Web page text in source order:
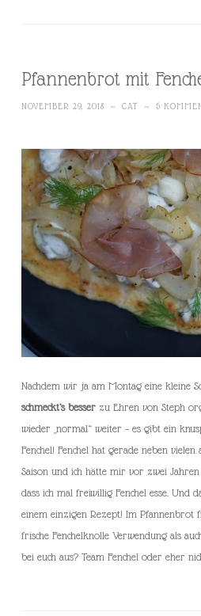
Pfannenbrot mit
NOVEMBER 29, 2018 ~ CAT ~ 5
Nachdem wir ja am Montag eine kleine
schmeckt’s besser zu Ehren von Steph
wieder „normal“ weiter – es gibt ein
Fenchel! Fenchel hat gerade neben
Saison und ich hätte mir vor zwei Jahren
dass ich mal freiwillig Fenchel esse. Und
einem einzigen Rezept! Im Pfannenbrot
frische Fenchelknolle Verwendung als
bei euch aus? Team Fenchel oder eher